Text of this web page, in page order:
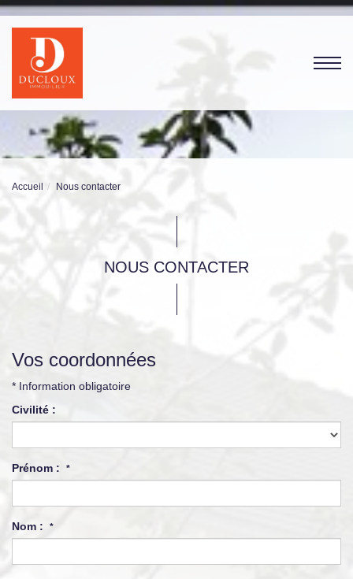
Accueil Nous contacter
NOUS CONTACTER
Vos coordonnées
* Information obligatoire
Civilité :
Prénom : *
Nom : *